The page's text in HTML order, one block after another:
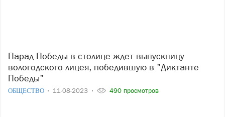
Парад Победы в столице ждет выпускницу
вологодского лицея, победившую в "Диктанте
Победы"
ОБЩЕСТВО 11-08-2023 490 просмотров